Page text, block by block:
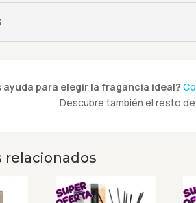
ayuda para elegir la fragancia ideal?
Descubre también el resto
relacionados